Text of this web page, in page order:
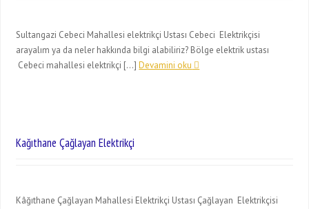
Sultangazi Cebeci Mahallesi elektrikçi Ustası Cebeci Elektrikçisi
arayalım ya da neler hakkında bilgi alabiliriz? Bölge elektrik ustası
Cebeci mahallesi elektrikçi […]Devamini oku
Kağıthane Çağlayan Elektrikçi
Kâğıthane Çağlayan Mahallesi Elektrikçi Ustası Çağlayan Elektrikçisi